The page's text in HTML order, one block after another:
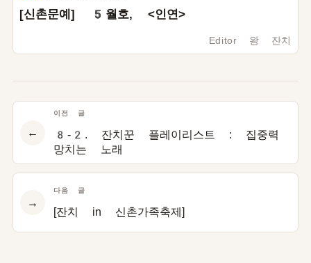
[신촌문예] 5 월호, <인연>
Editor 왕 잔치
←
이전 글
8-2. 잔치꾼 플레이리스트 : 집중력
망치는 노래
다음 글
[잔치 in 신촌가족축제]
→